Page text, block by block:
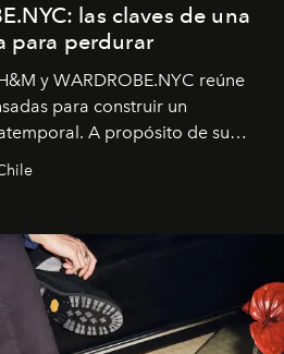
las claves de una
para perdurar
y WARDROBE.NYC reúne
para construir un
A propósito de su
de diseño global de la marca
propuesta.